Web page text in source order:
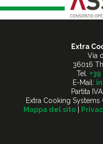
Extra
Via
36016
Tel.
E-Mail:
Partita
Extra Cooking
Mappa del sito|